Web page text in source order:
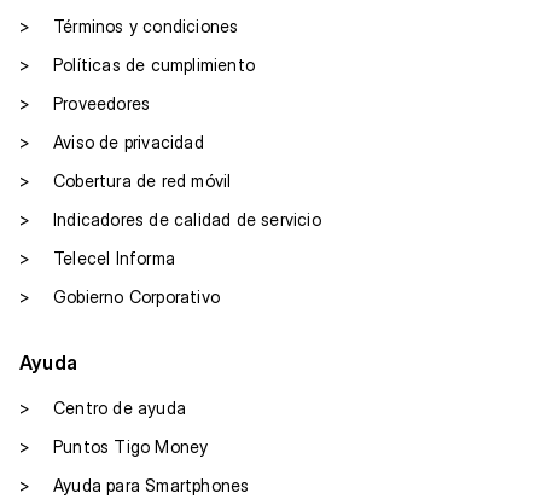
>
Términos y condiciones
>
Políticas de cumplimiento
>
Proveedores
>
Aviso de privacidad
>
Cobertura de red móvil
>
Indicadores de calidad de servicio
>
Telecel Informa
>
Gobierno Corporativo
Ayuda
>
Centro de ayuda
>
Puntos Tigo Money
>
Ayuda para Smartphones